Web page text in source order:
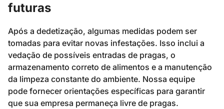
futuras
Após a dedetização, algumas medidas podem ser
tomadas para evitar novas infestações. Isso inclui a
vedação de possíveis entradas de pragas, o
armazenamento correto de alimentos e a manutenção
da limpeza constante do ambiente. Nossa equipe
pode fornecer orientações específicas para garantir
que sua empresa permaneça livre de pragas.